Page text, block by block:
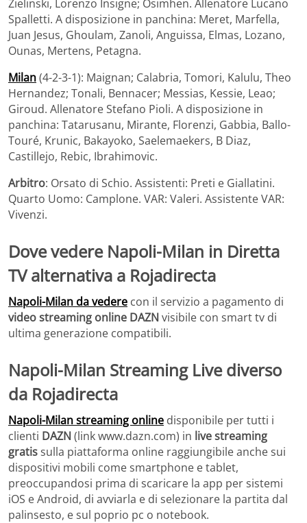
Zielinski, Lorenzo Insigne; Osimhen. Allenatore Lucano
Spalletti. A disposizione in panchina: Meret, Marfella,
Juan Jesus, Ghoulam, Zanoli, Anguissa, Elmas, Lozano,
Ounas, Mertens, Petagna.
Milan(4-2-3-1): Maignan; Calabria, Tomori, Kalulu, Theo
Hernandez; Tonali, Bennacer; Messias, Kessie, Leao;
Giroud. Allenatore Stefano Pioli. A disposizione in
panchina: Tatarusanu, Mirante, Florenzi, Gabbia, Ballo-
Touré, Krunic, Bakayoko, Saelemaekers, B Diaz,
Castillejo, Rebic, Ibrahimovic.
Arbitro: Orsato di Schio. Assistenti: Preti e Giallatini.
Quarto Uomo: Camplone. VAR: Valeri. Assistente VAR:
Vivenzi.
Dove vedere Napoli-Milan in Diretta
TV alternativa a Rojadirecta
Napoli-Milan da vedere con il servizio a pagamento di
video streaming online DAZNvisibile con smart tv di
ultima generazione compatibili.
Napoli-Milan Streaming Live diverso
da Rojadirecta
Napoli-Milan streaming online disponibile per tutti i
clienti DAZN(link www.dazn.com) in live streaming
gratissulla piattaforma online raggiungibile anche sui
dispositivi mobili come smartphone e tablet,
preoccupandosi prima di scaricare la app per sistemi
iOS e Android, di avviarla e di selezionare la partita dal
palinsesto, e sul poprio pc o notebook.